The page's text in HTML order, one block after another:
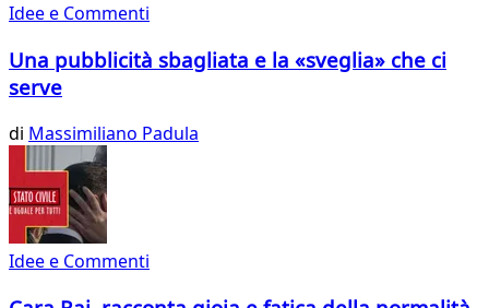
Idee e Commenti
Una pubblicità sbagliata e la «sveglia» che ci
serve
di Massimiliano Padula
Idee e Commenti